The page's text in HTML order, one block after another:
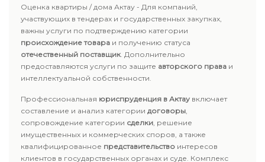
Оценка квартиры / дома Актау - Для компаний,
участвующих в тендерах и государственных закупках,
важны услуги по подтверждению категории
происхождение товара и получению статуса
отечественный поставщик. Дополнительно
предоставляются услуги по защите авторского права и
интеллектуальной собственности.
Профессиональная юриспруденция в Актау включает
составление и анализ категории договоры,
сопровождение категории сделки, решение
имущественных и коммерческих споров, а также
квалифицированное представительство интересов
клиентов в государственных органах и суде. Комплекс